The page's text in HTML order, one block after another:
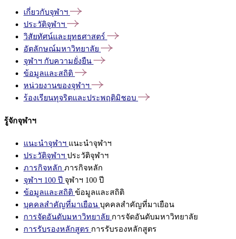
เกี่ยวกับจุฬาฯ
ประวัติจุฬาฯ
วิสัยทัศน์และยุทธศาสตร์
อัตลักษณ์มหาวิทยาลัย
จุฬาฯ กับความยั่งยืน
ข้อมูลและสถิติ
หน่วยงานของจุฬาฯ
ร้องเรียนทุจริตและประพฤติมิชอบ
รู้จักจุฬาฯ
แนะนำจุฬาฯ แนะนำจุฬาฯ
ประวัติจุฬาฯ ประวัติจุฬาฯ
ภารกิจหลัก ภารกิจหลัก
จุฬาฯ 100 ปี จุฬาฯ 100 ปี
ข้อมูลและสถิติ ข้อมูลและสถิติ
บุคคลสำคัญที่มาเยือน บุคคลสำคัญที่มาเยือน
การจัดอันดับมหาวิทยาลัย การจัดอันดับมหาวิทยาลัย
การรับรองหลักสูตร การรับรองหลักสูตร